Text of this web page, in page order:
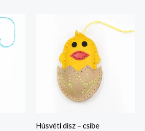
Húsvéti dísz – csibe